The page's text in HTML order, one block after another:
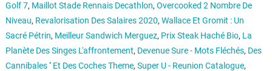
Golf 7, Maillot Stade Rennais Decathlon, Overcooked 2 Nombre De
Niveau, Revalorisation Des Salaires 2020, Wallace Et Gromit : Un
Sacré Pétrin, Meilleur Sandwich Merguez, Prix Steak Haché Bio, La
Planète Des Singes L'affrontement, Devenue Sure - Mots Fléchés, Des
Cannibales '' Et Des Coches Theme, Super U - Reunion Catalogue,